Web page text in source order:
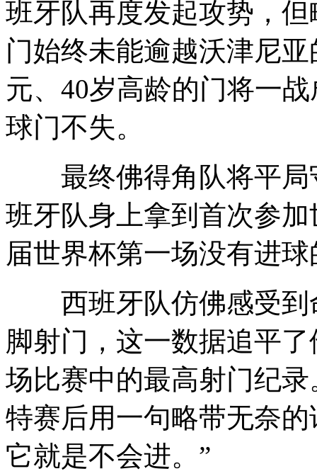
班牙队再度发起攻势，
门始终未能逾越沃津尼
元、40岁高龄的门将一
球门不失。
最终佛得角队将平局
班牙队身上拿到首次参
届世界杯第一场没有进
西班牙队仿佛感受到
脚射门，这一数据追平
场比赛中的最高射门纪
特赛后用一句略带无奈
它就是不会进。”